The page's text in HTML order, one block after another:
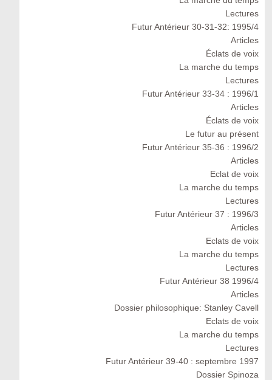
Lectures
Futur Antérieur 30-31-32: 1995/4
Articles
Éclats de voix
La marche du temps
Lectures
Futur Antérieur 33-34 : 1996/1
Articles
Éclats de voix
Le futur au présent
Futur Antérieur 35-36 : 1996/2
Articles
Eclat de voix
La marche du temps
Lectures
Futur Antérieur 37 : 1996/3
Articles
Eclats de voix
La marche du temps
Lectures
Futur Antérieur 38 1996/4
Articles
Dossier philosophique: Stanley Cavell
Eclats de voix
La marche du temps
Lectures
Futur Antérieur 39-40 : septembre 1997
Dossier Spinoza